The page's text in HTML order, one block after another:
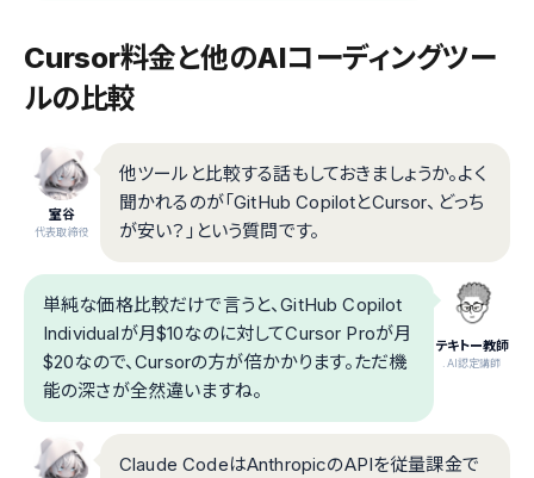
Cursor料金と他のAIコーディングツー
ルの比較
室谷
代表取締役
他ツールと比較する話もしておきましょうか。よく
聞かれるのが「GitHub CopilotとCursor、どっち
が安い？」という質問です。
テキトー教師
.AI認定講師
単純な価格比較だけで言うと、GitHub Copilot
Individualが月$10なのに対してCursor Proが月
$20なので、Cursorの方が倍かかります。ただ機
能の深さが全然違いますね。
Claude CodeはAnthropicのAPIを従量課金で